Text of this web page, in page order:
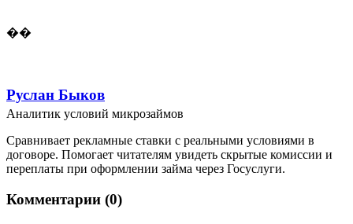
��
Руслан Быков
Аналитик условий микрозаймов
Сравнивает рекламные ставки с реальными условиями в
договоре. Помогает читателям увидеть скрытые комиссии и
переплаты при оформлении займа через Госуслуги.
Комментарии (0)